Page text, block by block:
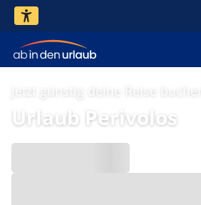
Jetzt günstig deine Reise buchen!
Urlaub Perivolos